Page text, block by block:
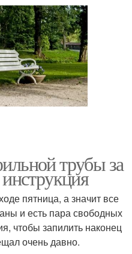
трубы за
пятница, а значит все
и есть пара свободных
чтобы запилить наконец
очень давно.